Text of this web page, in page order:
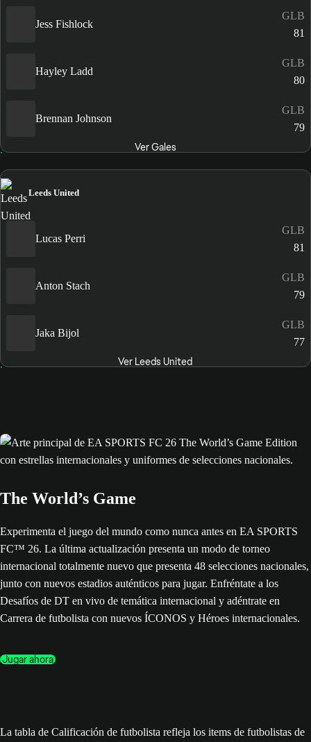
Jess Fishlock
GLB
81
Hayley Ladd
GLB
80
Brennan Johnson
GLB
79
Ver Gales
Leeds United
Lucas Perri
GLB
81
Anton Stach
GLB
79
Jaka Bijol
GLB
77
Ver Leeds United
The World’s Game
Experimenta el juego del mundo como nunca antes en EA SPORTS
FC™ 26. La última actualización presenta un modo de torneo
internacional totalmente nuevo que presenta 48 selecciones nacionales,
junto con nuevos estadios auténticos para jugar. Enfréntate a los
Desafíos de DT en vivo de temática internacional y adéntrate en
Carrera de futbolista con nuevos ÍCONOS y Héroes internacionales.
Jugar ahora
La tabla de Calificación de futbolista refleja los items de futbolistas de